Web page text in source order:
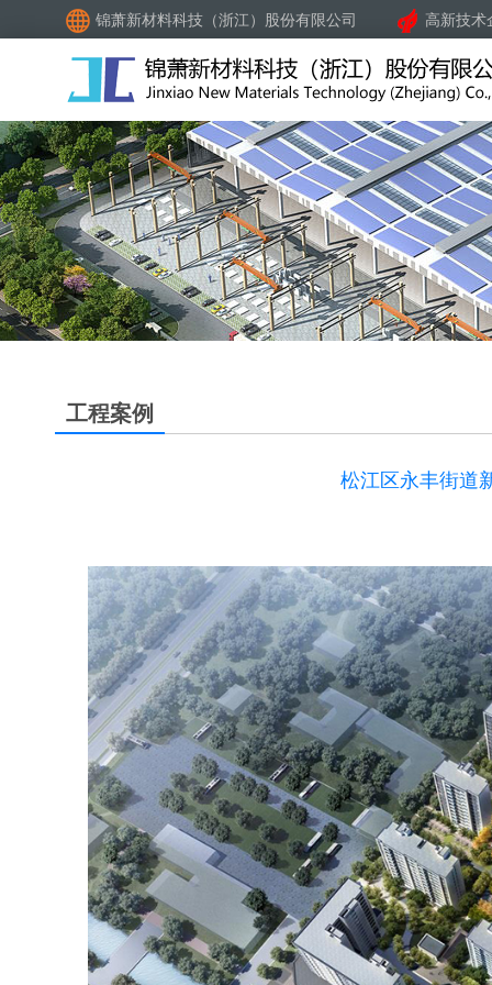
锦萧新材料科技（浙江）股份有限公司 高新技术
工程案例
松江区永丰街道